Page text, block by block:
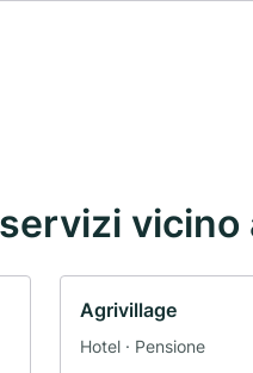
vicino
Agrivillage
Hotel · Pensione